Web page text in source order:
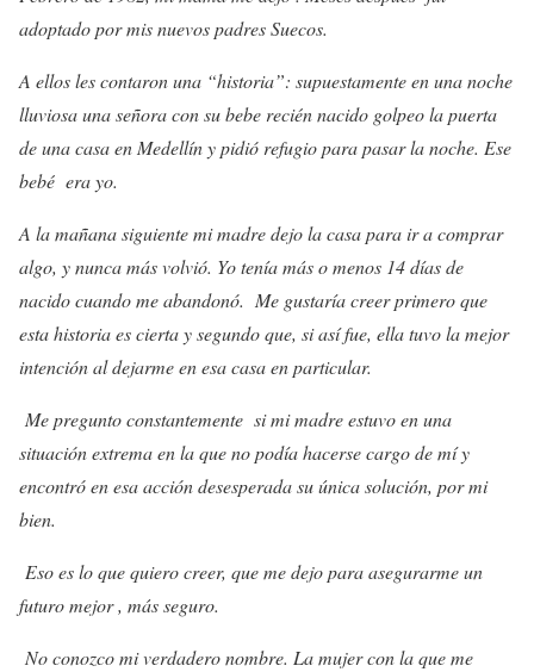
adoptado por mis nuevos padres Suecos.
A ellos les contaron una “historia”: supuestamente en una noche
lluviosa una señora con su bebe recién nacido golpeo la puerta
de una casa en Medellín y pidió refugio para pasar la noche. Ese
bebé era yo.
A la mañana siguiente mi madre dejo la casa para ir a comprar
algo, y nunca más volvió. Yo tenía más o menos 14 días de
nacido cuando me abandonó. Me gustaría creer primero que
esta historia es cierta y segundo que, si así fue, ella tuvo la mejor
intención al dejarme en esa casa en particular.
Me pregunto constantemente si mi madre estuvo en una
situación extrema en la que no podía hacerse cargo de mí y
encontró en esa acción desesperada su única solución, por mi
bien.
Eso es lo que quiero creer, que me dejo para asegurarme un
futuro mejor , más seguro.
No conozco mi verdadero nombre. La mujer con la que me